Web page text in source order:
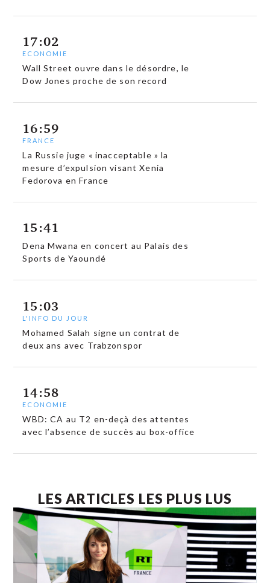
17:02
ECONOMIE
Wall Street ouvre dans le désordre, le
Dow Jones proche de son record
16:59
FRANCE
La Russie juge « inacceptable » la
mesure d’expulsion visant Xenia
Fedorova en France
15:41
Dena Mwana en concert au Palais des
Sports de Yaoundé
15:03
L'INFO DU JOUR
Mohamed Salah signe un contrat de
deux ans avec Trabzonspor
14:58
ECONOMIE
WBD: CA au T2 en-deçà des attentes
avec l’absence de succès au box-office
LES ARTICLES LES PLUS LUS